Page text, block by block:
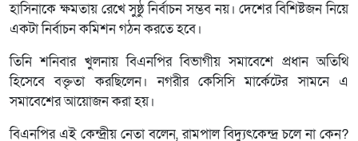
হাসিনাকে ক্ষমতায় রেখে সুষ্ঠু নির্বাচন সম্ভব নয়। দেশের বিশিষ্টজন নিয়ে
একটা নির্বাচন কমিশন গঠন করতে হবে।
তিনি শনিবার খুলনায় বিএনপির বিভাগীয় সমাবেশে প্রধান অতিথি
হিসেবে বক্তৃতা করছিলেন। নগরীর কেসিসি মার্কেটের সামনে এ
সমাবেশের আয়োজন করা হয়।
বিএনপির এই কেন্দ্রীয় নেতা বলেন, রামপাল বিদ্যুৎকেন্দ্র চলে না কেন?